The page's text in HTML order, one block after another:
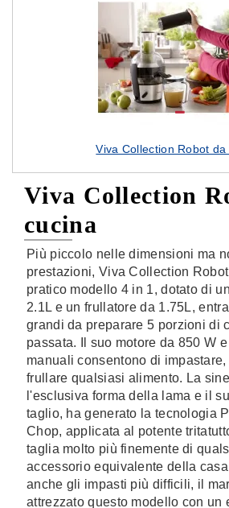
Viva Collection Robot da
Viva Collection
cucina
Più piccolo nelle dimensioni ma
prestazioni, Viva Collection
pratico modello 4 in 1, dotato di
2.1L e un frullatore da 1.75L,
grandi da preparare 5 porzioni di
passata. Il suo motore da 850 W
manuali consentono di impastare,
frullare qualsiasi alimento. La
l'esclusiva forma della lama e il
taglio, ha generato la tecnologia
Chop, applicata al potente
taglia molto più finemente di
accessorio equivalente della
anche gli impasti più difficili, il
attrezzato questo modello con un